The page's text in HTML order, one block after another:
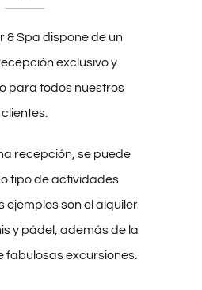
& Spa dispone de un
exclusivo y
para todos nuestros
clientes.
recepción, se puede
tipo de actividades
ejemplos son el alquiler
y pádel, además de la
fabulosas excursiones.